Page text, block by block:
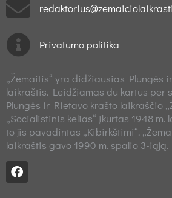
Privatumo politika
„Žemaitis“ yra didžiausias Plungės
laikraštis. Leidžiamas du kartus per
Plungės ir Rietavo krašto laikraščio
„Socialistinis kelias“ įkurtas 1948 m.
to jis pavadintas „Kibirkštimi“.
laikraštis gavo 1990 m. spalio 3-iąją.